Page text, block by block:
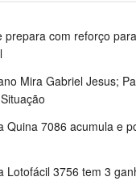
prepara com reforço
Mira Gabriel Jesus;
Quina 7086 acumula e
Lotofácil 3756 tem 3